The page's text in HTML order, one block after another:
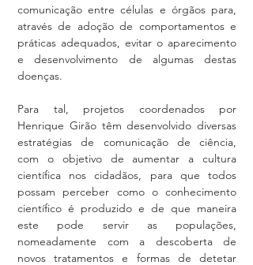
comunicação entre células e órgãos para,
através de adoção de comportamentos e
práticas adequados, evitar o aparecimento
e desenvolvimento de algumas destas
doenças.
Para tal, projetos coordenados por
Henrique Girão têm desenvolvido diversas
estratégias de comunicação de ciência,
com o objetivo de aumentar a cultura
científica nos cidadãos, para que todos
possam perceber como o conhecimento
científico é produzido e de que maneira
este pode servir as populações,
nomeadamente com a descoberta de
novos tratamentos e formas de detetar